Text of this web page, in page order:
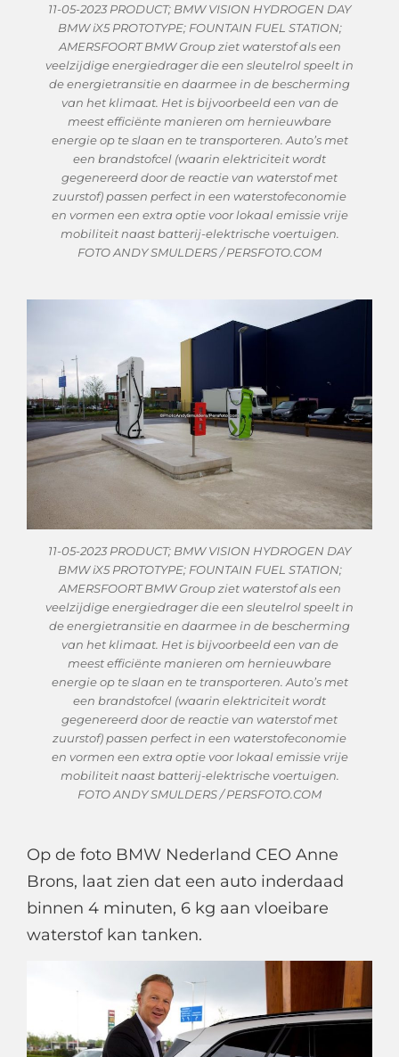
11-05-2023 PRODUCT; BMW VISION HYDROGEN DAY
BMW iX5 PROTOTYPE; FOUNTAIN FUEL STATION;
AMERSFOORT BMW Group ziet waterstof als een
veelzijdige energiedrager die een sleutelrol speelt in
de energietransitie en daarmee in de bescherming
van het klimaat. Het is bijvoorbeeld een van de
meest efficiënte manieren om hernieuwbare
energie op te slaan en te transporteren. Auto’s met
een brandstofcel (waarin elektriciteit wordt
gegenereerd door de reactie van waterstof met
zuurstof) passen perfect in een waterstofeconomie
en vormen een extra optie voor lokaal emissie vrije
mobiliteit naast batterij-elektrische voertuigen.
FOTO ANDY SMULDERS / PERSFOTO.COM
11-05-2023 PRODUCT; BMW VISION HYDROGEN DAY
BMW iX5 PROTOTYPE; FOUNTAIN FUEL STATION;
AMERSFOORT BMW Group ziet waterstof als een
veelzijdige energiedrager die een sleutelrol speelt in
de energietransitie en daarmee in de bescherming
van het klimaat. Het is bijvoorbeeld een van de
meest efficiënte manieren om hernieuwbare
energie op te slaan en te transporteren. Auto’s met
een brandstofcel (waarin elektriciteit wordt
gegenereerd door de reactie van waterstof met
zuurstof) passen perfect in een waterstofeconomie
en vormen een extra optie voor lokaal emissie vrije
mobiliteit naast batterij-elektrische voertuigen.
FOTO ANDY SMULDERS / PERSFOTO.COM
Op de foto BMW Nederland CEO Anne
Brons, laat zien dat een auto inderdaad
binnen 4 minuten, 6 kg aan vloeibare
waterstof kan tanken.